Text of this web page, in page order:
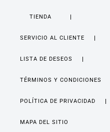
TIENDA
SERVICIO AL CLIENTE
LISTA DE DESEOS
TÉRMINOS Y CONDICIONES
POLÍTICA DE PRIVACIDAD
MAPA DEL SITIO